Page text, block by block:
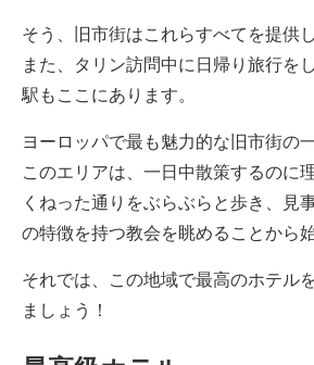
そう、旧市街はこれらすべてを提供
また、タリン訪問中に日帰り旅行を
駅もここにあります。
ヨーロッパで最も魅力的な旧市街の
このエリアは、一日中散策するのに
くねった通りをぶらぶらと歩き、見
の特徴を持つ教会を眺めることから
それでは、この地域で最高のホテル
ましょう！